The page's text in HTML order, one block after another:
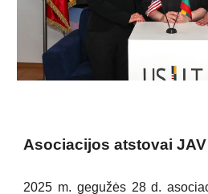
Asociacijos atstovai
2025 m. gegužės 28 d.